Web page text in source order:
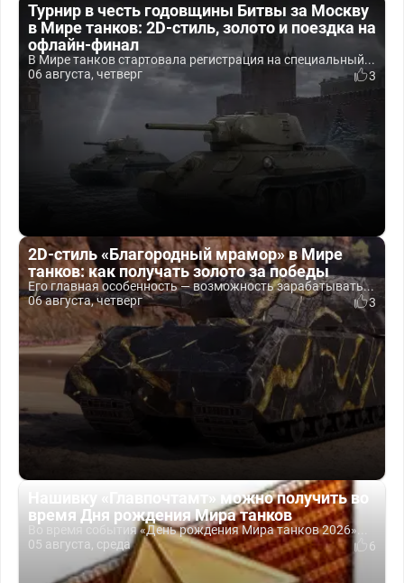
Турнир в честь годовщины Битвы за Москву
в Мире танков: 2D-стиль, золото и поездка на
офлайн-финал
В Мире танков стартовала регистрация на специальный...
06 августа, четверг
3
2D-стиль «Благородный мрамор» в Мире
танков: как получать золото за победы
Его главная особенность — возможность зарабатывать...
06 августа, четверг
3
Нашивку «Главпочтамт» можно получить во
время Дня рождения Мира танков
Во время события «День рождения Мира танков 2026»...
05 августа, среда
6